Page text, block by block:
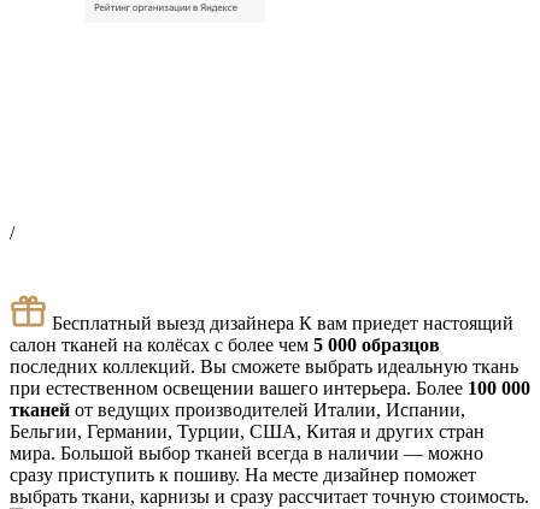
монтажи, на Rutube
/
Бесплатный выезд дизайнера К вам приедет настоящий
салон тканей на колёсах с более чем 5 000 образцов
последних коллекций. Вы сможете выбрать идеальную ткань
при естественном освещении вашего интерьера. Более 100 000
тканей от ведущих производителей Италии, Испании,
Бельгии, Германии, Турции, США, Китая и других стран
мира. Большой выбор тканей всегда в наличии — можно
сразу приступить к пошиву. На месте дизайнер поможет
выбрать ткани, карнизы и сразу рассчитает точную стоимость.